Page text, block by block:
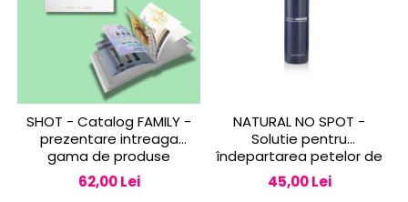
SHOT - Catalog FAMILY -
prezentare intreaga
gama de produse
62,00 Lei
NATURAL NO SPOT -
Solutie pentru
îndepartarea petelor de
vopsea de pe piele 250
ml
45,00 Lei